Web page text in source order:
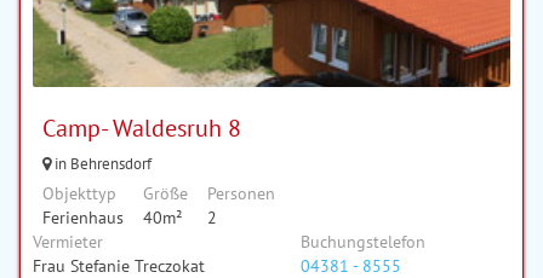
Camp- Waldesruh 8
in Behrensdorf
Objekttyp
Ferienhaus
Größe
40m²
Personen
2
Vermieter
Frau Stefanie Treczokat
Buchungstelefon
04381 - 8555